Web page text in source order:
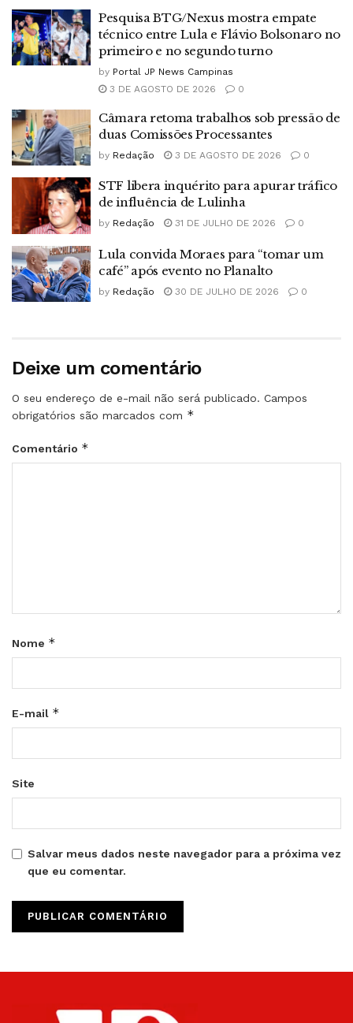
Pesquisa BTG/Nexus mostra empate
técnico entre Lula e Flávio Bolsonaro no
primeiro e no segundo turno
by Portal JP News Campinas
3 DE AGOSTO DE 2026
0
Câmara retoma trabalhos sob pressão de
duas Comissões Processantes
by Redação 3 DE AGOSTO DE 2026 0
STF libera inquérito para apurar tráfico
de influência de Lulinha
by Redação 31 DE JULHO DE 2026 0
Lula convida Moraes para “tomar um
café” após evento no Planalto
by Redação 30 DE JULHO DE 2026 0
Deixe um comentário
O seu endereço de e-mail não será publicado. Campos
obrigatórios são marcados com *
Comentário *
Nome *
E-mail *
Site
Salvar meus dados neste navegador para a próxima vez
que eu comentar.